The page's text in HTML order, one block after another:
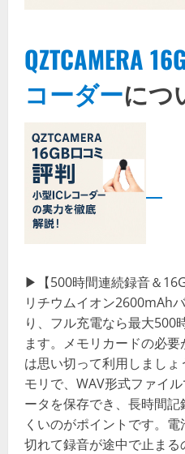
QZTCAMERA
コーダーにつ
▶【500時間連続録音＆
リチウムイオン2600mAh
り、フル充電なら最大500
ます。メモリカードの必
は思い切って利用しまし
モリで、WAV形式ファイ
ータを保存でき、長時間
くいのがポイントです。
切れて録音が途中で止ま